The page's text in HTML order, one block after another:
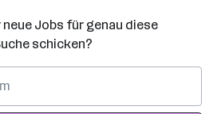
neue Jobs für genau diese
schicken?